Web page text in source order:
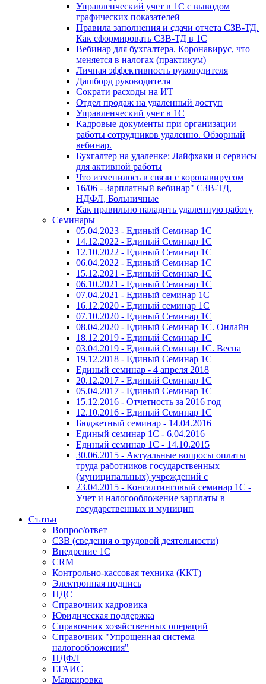
Управленческий учет в 1С с выводом
графических показателей
Правила заполнения и сдачи отчета СЗВ-ТД.
Как сформировать СЗВ-ТД в 1С
Вебинар для бухгалтера. Коронавирус, что
меняется в налогах (практикум)
Личная эффективность руководителя
Дашборд руководителя
Сократи расходы на ИТ
Отдел продаж на удаленный доступ
Управленческий учет в 1С
Кадровые документы при организации
работы сотрудников удаленно. Обзорный
вебинар.
Бухгалтер на удаленке: Лайфхаки и сервисы
для активной работы
Что изменилось в связи с коронавирусом
16/06 - Зарплатный вебинар" СЗВ-ТД,
НДФЛ, Больничные
Как правильно наладить удаленную работу
Семинары
05.04.2023 - Единый Семинар 1С
14.12.2022 - Единый Семинар 1С
12.10.2022 - Единый Семинар 1С
06.04.2022 - Единый Семинар 1С
15.12.2021 - Единый Семинар 1С
06.10.2021 - Единый Семинар 1С
07.04.2021 - Единый семинар 1С
16.12.2020 - Единый семинар 1С
07.10.2020 - Единый Семинар 1С
08.04.2020 - Единый Семинар 1С. Онлайн
18.12.2019 - Единый Семинар 1С
03.04.2019 - Единый Семинар 1С. Весна
19.12.2018 - Единый Семинар 1С
Единый семинар - 4 апреля 2018
20.12.2017 - Единый Семинар 1С
05.04.2017 - Единый Семинар 1С
15.12.2016 - Отчетность за 2016 год
12.10.2016 - Единый Семинар 1С
Бюджетный семинар - 14.04.2016
Единый семинар 1С - 6.04.2016
Единый семинар 1С - 14.10.2015
30.06.2015 - Актуальные вопросы оплаты
труда работников государственных
(муниципальных) учреждений с
23.04.2015 - Консалтинговый семинар 1С -
Учет и налогообложение зарплаты в
государственных и муницип
Статьи
Вопрос/ответ
СЗВ (сведения о трудовой деятельности)
Внедрение 1С
CRM
Контрольно-кассовая техника (ККТ)
Электронная подпись
НДС
Справочник кадровика
Юридическая поддержка
Справочник хозяйственных операций
Справочник "Упрощенная система
налогообложения"
НДФЛ
ЕГАИС
Маркировка